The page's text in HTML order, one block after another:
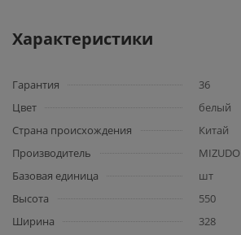
Характеристики
Гарантия
36
Цвет
белый
Страна происхождения
Китай
Производитель
MIZUDO
Базовая единица
шт
Высота
550
Ширина
328